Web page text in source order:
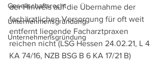
Gesellschaftsrecht
Unternehmensgründung
Unternehmensgründung
der Hinweis auf die Übernahme der
fachärztlichen Versorgung für oft weit
entfernt liegende Facharztpraxen
reichen nicht (LSG Hessen 24.02.21, L 4
KA 74/16, NZB BSG B 6 KA 17/21 B)